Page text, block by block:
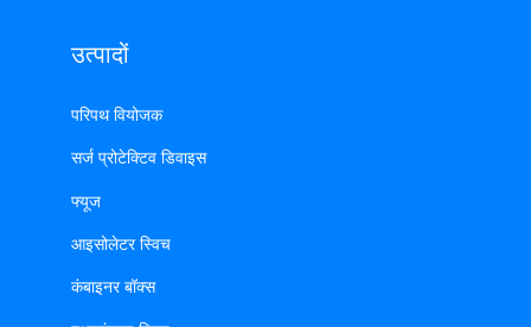
उत्पादों
परिपथ वियोजक
सर्ज प्रोटेक्टिव डिवाइस
फ्यूज
आइसोलेटर स्विच
कंबाइनर बॉक्स